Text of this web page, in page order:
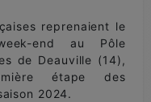
reprenaient le
end au Pôle
de Deauville (14),
étape des
2024.